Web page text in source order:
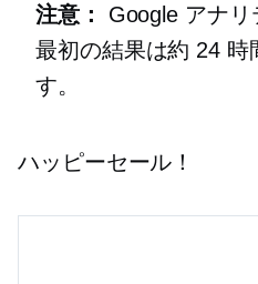
注意：
Google アナ
最初の結果は約 24 時
す。
ハッピーセール！